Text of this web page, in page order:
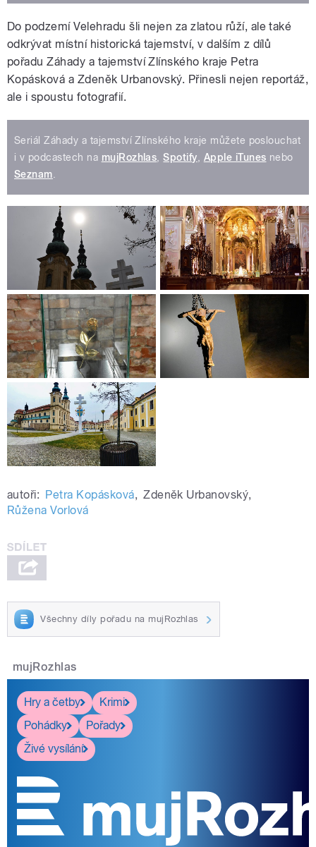
Do podzemí Velehradu šli nejen za zlatou růží, ale také
odkrývat místní historická tajemství, v dalším z dílů
pořadu Záhady a tajemství Zlínského kraje Petra
Kopásková a Zdeněk Urbanovský. Přinesli nejen reportáž,
ale i spoustu fotografií.
Seriál Záhady a tajemství Zlínského kraje můžete poslouchat
i v podcastech na mujRozhlas,Spotify, Apple iTunes nebo
Seznam.
autoři: Petra Kopásková, Zdeněk Urbanovský,
Růžena Vorlová
Všechny díly pořadu na mujRozhlas
mujRozhlas
Hry a četby
Krimi
Pohádky
Pořady
Živé vysílání